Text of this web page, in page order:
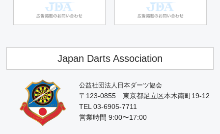
Japan Darts Association
公益社団法人日本ダーツ協会
〒123-0855 東京都足立区本木南町19-12
TEL 03-6905-7711
営業時間 9:00〜17:00